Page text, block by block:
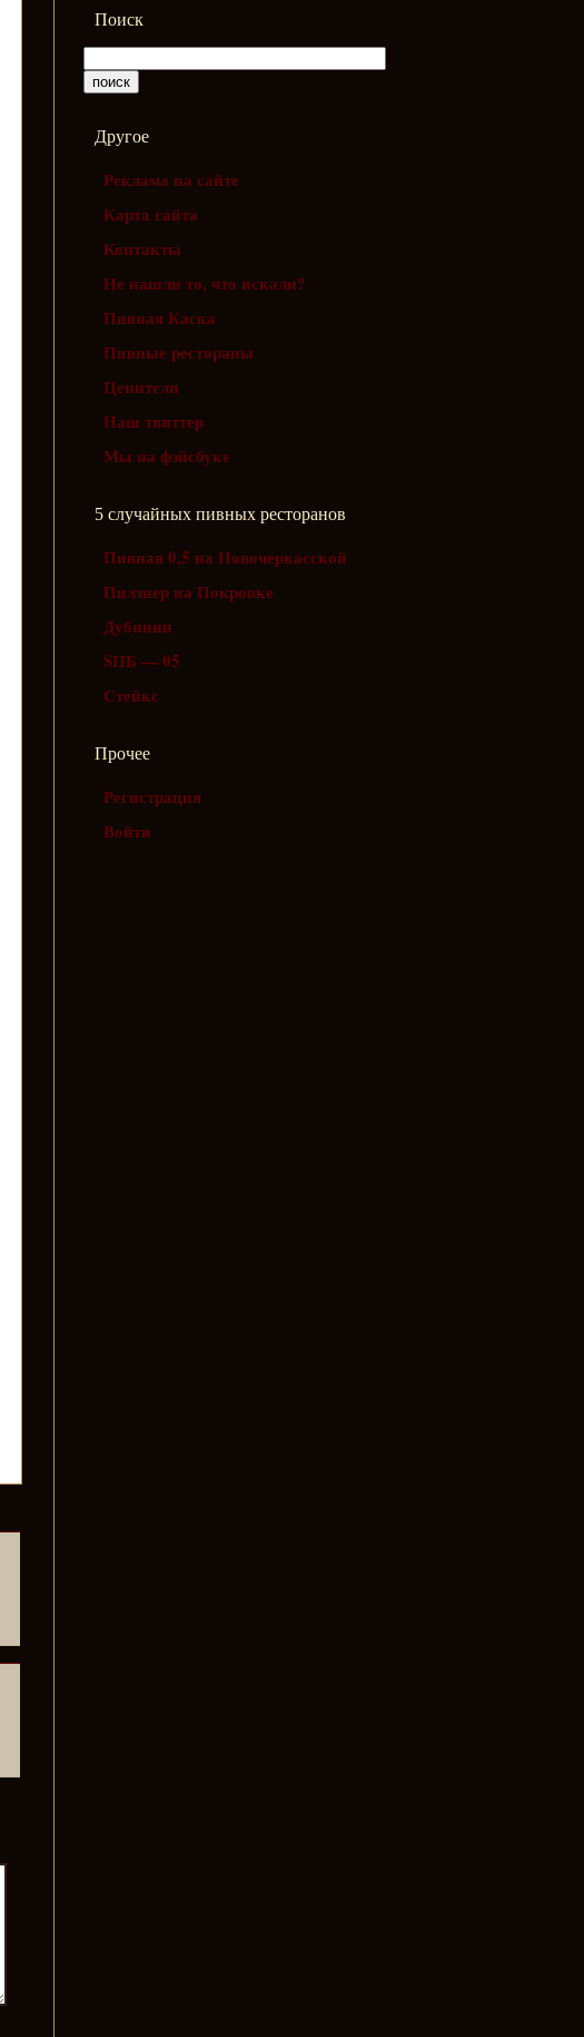
Поиск
Другое
Реклама на сайте
Карта сайта
Контакты
Не нашли то, что искали?
Пивная Каска
Пивные рестораны
Ценители
Наш твиттер
Мы на фэйсбуке
5 случайных пивных ресторанов
Пивная 0,5 на Новочеркасской
Пилзнер на Покровке
Дубинин
SПБ — 05
Стейкс
Прочее
Регистрация
Войти